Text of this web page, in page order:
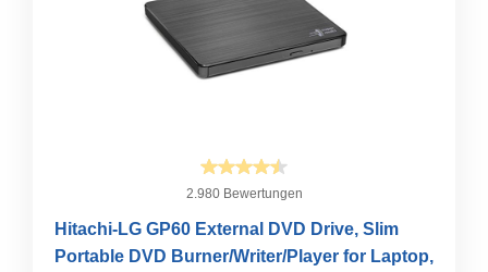
2.980 Bewertungen
Hitachi-LG GP60 External DVD Drive, Slim
Portable DVD Burner/Writer/Player for Laptop,